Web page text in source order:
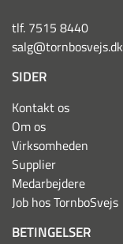
tlf. 7515 8440
salg@tornbosvejs.dk
SIDER
Kontakt os
Om os
Virksomheden
Supplier
Medarbejdere
Job hos TornboSvejs
BETINGELSER